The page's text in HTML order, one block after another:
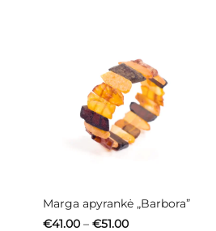
Marga apyrankė „Barbora”
€41.00 – €51.00Price